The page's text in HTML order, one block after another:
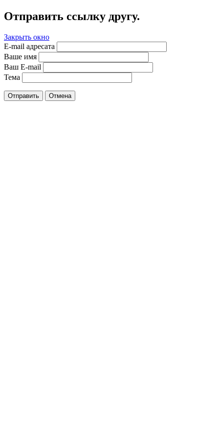
Отправить ссылку другу.
Закрыть окно
E-mail адресата
Ваше имя
Ваш E-mail
Тема
Отправить Отмена